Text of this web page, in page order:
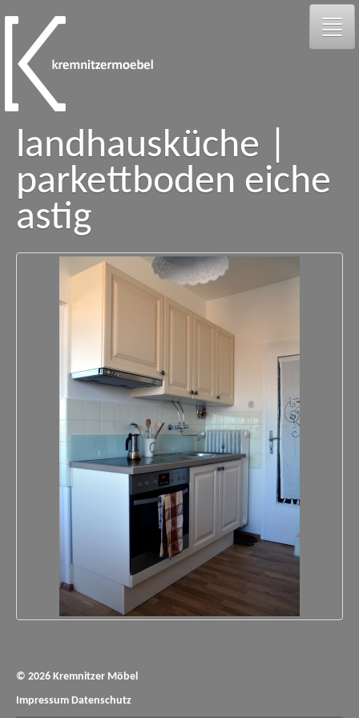
galerie
kontakt
facebook
landhausküche |
parkettboden eiche
astig
© 2026 Kremnitzer Möbel
Impressum Datenschutz